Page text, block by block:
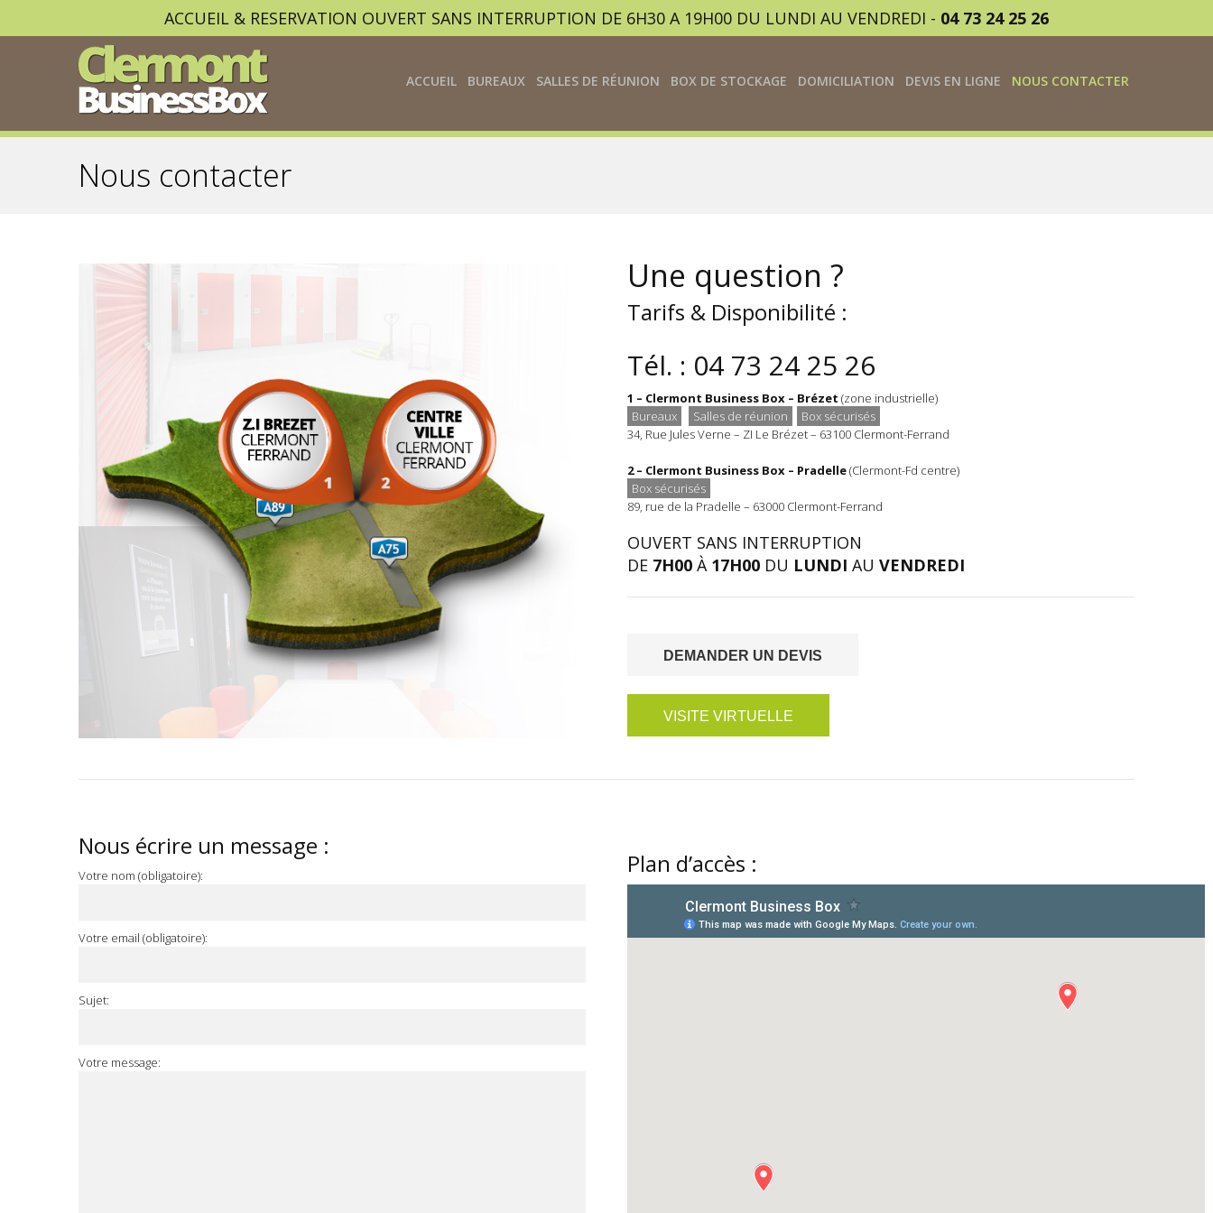
ACCUEIL & RESERVATION OUVERT SANS INTERRUPTION DE 6H30 A 19H00 DU LUNDI AU VENDREDI - 04 73 24 25 26
ACCUEIL BUREAUX SALLES DE RÉUNION BOX DE STOCKAGE DOMICILIATION DEVIS EN LIGNE NOUS CONTACTER
Nous contacter
Une question ?
Tarifs & Disponibilité :
Tél. : 04 73 24 25 26
1 – Clermont Business Box – Brézet (zone industrielle)
Bureaux
Salles de réunion
Box sécurisés
34, Rue Jules Verne – ZI Le Brézet – 63100 Clermont-Ferrand
2 – Clermont Business Box – Pradelle(Clermont-Fd centre)
Box sécurisés
89, rue de la Pradelle – 63000 Clermont-Ferrand
OUVERT SANS INTERRUPTION
DE 7H00 À 17H00 DU LUNDIAUVENDREDI
DEMANDER UN DEVIS
VISITE VIRTUELLE
Nous écrire un message :
Votre nom (obligatoire):
Votre email (obligatoire):
Sujet:
Votre message:
Plan d’accès :